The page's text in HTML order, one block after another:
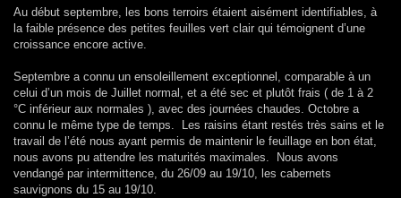
Au début septembre, les bons terroirs étaient aisément identifiables, à
la faible présence des petites feuilles vert clair qui témoignent d’une
croissance encore active.
Septembre a connu un ensoleillement exceptionnel, comparable à un
celui d’un mois de Juillet normal, et a été sec et plutôt frais ( de 1 à 2
°C inférieur aux normales ), avec des journées chaudes. Octobre a
connu le même type de temps. Les raisins étant restés très sains et le
travail de l’été nous ayant permis de maintenir le feuillage en bon état,
nous avons pu attendre les maturités maximales. Nous avons
vendangé par intermittence, du 26/09 au 19/10, les cabernets
sauvignons du 15 au 19/10.